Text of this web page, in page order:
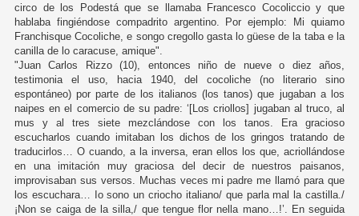
circo de los Podestá que se llamaba Francesco Cocoliccio y que
hablaba fingiéndose compadrito argentino. Por ejemplo: Mi quiamo
Franchisque Cocoliche, e songo cregollo gasta lo güese de la taba e la
canilla de lo caracuse, amique".
"Juan Carlos Rizzo (10), entonces niño de nueve o diez años,
testimonia el uso, hacia 1940, del cocoliche (no literario sino
espontáneo) por parte de los italianos (los tanos) que jugaban a los
naipes en el comercio de su padre: ‘[Los criollos] jugaban al truco, al
mus y al tres siete mezclándose con los tanos. Era gracioso
escucharlos cuando imitaban los dichos de los gringos tratando de
traducirlos… O cuando, a la inversa, eran ellos los que, acriollándose
en una imitación muy graciosa del decir de nuestros paisanos,
improvisaban sus versos. Muchas veces mi padre me llamó para que
los escuchara… Io sono un criocho italiano/ que parla mal la castilla./
¡Non se caiga de la silla,/ que tengue flor nella mano…!’. En seguida